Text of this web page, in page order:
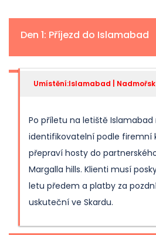
Den 1: Příjezd do Islamabad
Umístění:Islamabad |
Po příletu na letiště
identifikovatelní podle firemní
přepraví hosty do
Margalla hills. Klienti musí
letu předem a platby za
uskuteční ve Skardu.